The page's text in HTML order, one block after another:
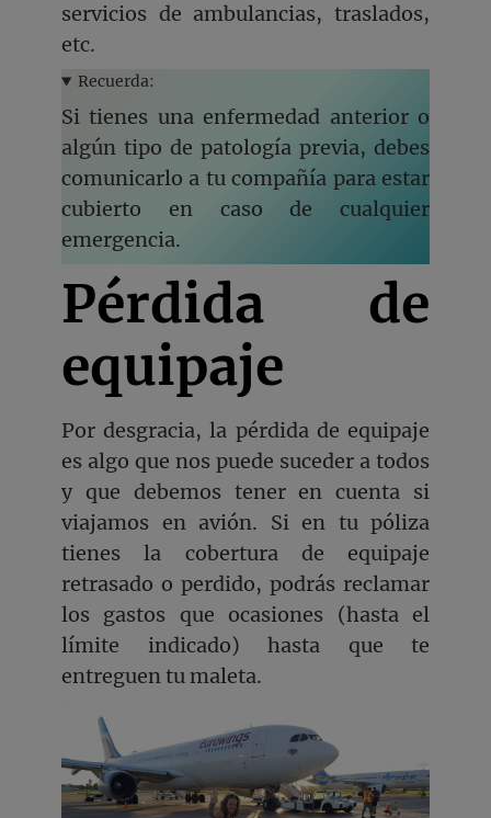
servicios de ambulancias, traslados,
etc.
Recuerda:
Si tienes una enfermedad anterior o
algún tipo de patología previa, debes
comunicarlo a tu compañía para estar
cubierto en caso de cualquier
emergencia.
Pérdida de
equipaje
Por desgracia, la pérdida de equipaje
es algo que nos puede suceder a todos
y que debemos tener en cuenta si
viajamos en avión. Si en tu póliza
tienes la cobertura de equipaje
retrasado o perdido, podrás reclamar
los gastos que ocasiones (hasta el
límite indicado) hasta que te
entreguen tu maleta.